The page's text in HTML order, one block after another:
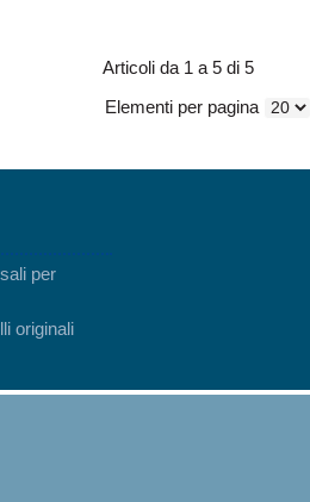
Articoli da 1 a 5 di 5
Elementi per pagina
per
originali